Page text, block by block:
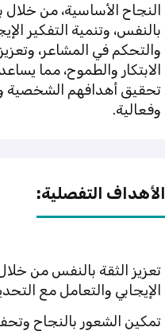
النجاح الأساسية، من خلال
بالنفس، وتنمية التفكير
والتحكم في المشاعر،
الابتكار والطموح، مما
تحقيق أهدافهم الشخصية
وفعالية.
الأهداف التفصلية:
تعزيز الثقة بالنفس من
الإيجابي والتعامل مع
تمكين الشعور بالنجاح